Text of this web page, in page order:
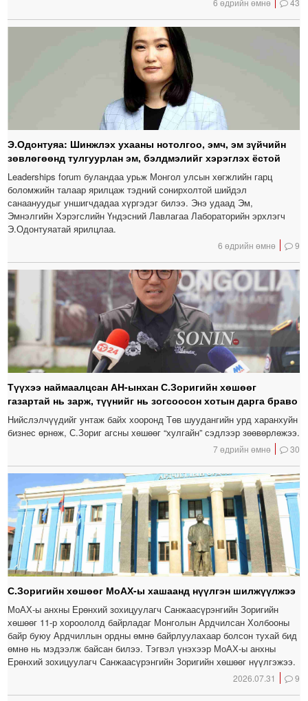
6 өдрийн өмнө 43
Э.Одонтуяа: Шинжлэх ухааны нотолгоо, эмч, эм зүйчийн
зөвлөгөөнд тулгуурлан эм, бэлдмэлийг хэрэглэх ёстой
Leaderships forum буландаа урьж Монгол улсын хөгжлийн гарц
боломжийн талаар ярилцаж тэдний сонирхолтой шийдэл
санаануудыг уншигчдадаа хүргэдэг билээ. Энэ удаад Эм,
Эмнэлгийн Хэрэгслийн Үндэсний Лавлагаа Лабораторийн эрхлэгч
Э.Одонтуяатай ярилцлаа.
6 өдрийн өмнө 9
Түүхээ наймаалцсан АН-ынхан С.Зоригийн хөшөөг
газартай нь зарж, түүнийг нь зогсоосон хотын дарга браво
Нийслэлчүүдийг унтаж байх хооронд Төв шуудангийн урд харанхуйн
бизнес өрнөж, С.Зориг агсны хөшөөг “хулгайн” сэдлээр зөөвөрлөжээ.
7 өдрийн өмнө 30
С.Зоригийн хөшөөг МоАХ-ы хашаанд нүүлгэн шилжүүлжээ
МоАХ-ы анхны Ерөнхий зохицуулагч Санжаасүрэнгийн Зоригийн
хөшөөг 11-р хороололд байрладаг Монголын Ардчилсан Холбооны
байр буюу Ардчиллын ордны өмнө байрлуулахаар болсон тухай бид
өмнө нь мэдээлж байсан билээ. Тэгвэл үнэхээр МоАХ-ы анхны
Ерөнхий зохицуулагч Санжаасүрэнгийн Зоригийн хөшөөг нүүлгэжээ.
2026.07.31 9